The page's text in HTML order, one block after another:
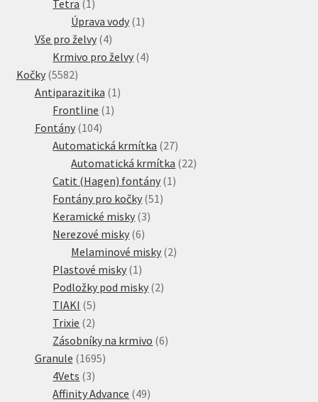
Tetra 1
produkt
Úprava vody 1 1
Vše pro želvy 44
produkty
Krmivo pro želvy 44
Kočky 55825582
produktů
Antiparazitika 1 1
Frontline 1 1
Fontány 104104
produktů
Automatická krmítka 2727
produktů
Automatická krmítka 2222
Catit (Hagen) fontány 1 1
Fontány pro kočky 51 51
Keramické misky 33
Nerezové misky 66
produktů
Melaminové misky 22
Plastové misky 1 1
produkt
Podložky pod misky 22
TIAKI 55
produktů
Trixie 22
produkty
Zásobníky na krmivo 66
Granule 16951695
4Vets 33
produkty
Affinity Advance 4949